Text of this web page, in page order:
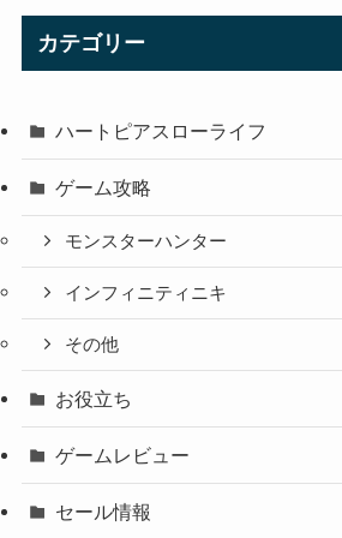
カテゴリー
ハートピアスローライフ
ゲーム攻略
モンスターハンター
インフィニティニキ
その他
お役立ち
ゲームレビュー
セール情報